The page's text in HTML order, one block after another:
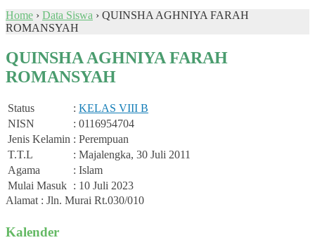
Home › Data Siswa › QUINSHA AGHNIYA FARAH
ROMANSYAH
QUINSHA AGHNIYA FARAH
ROMANSYAH
Status : KELAS VIII B
NISN
: 0116954704
Jenis Kelamin : Perempuan
T.T.L
: Majalengka, 30 Juli 2011
Agama
: Islam
Mulai Masuk : 10 Juli 2023
Alamat : Jln. Murai Rt.030/010
Kalender